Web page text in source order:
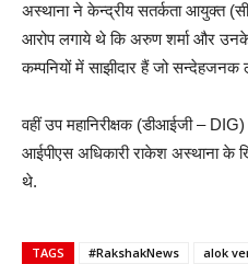
अस्थाना ने केन्द्रीय सतर्कता आयुक्त
आरोप लगाये थे कि अरुण शर्मा और
कम्पनियों में साझीदार हैं जो सन्देहजनक
वहीं उप महानिरीक्षक (डीआईजी – DIG)
आईपीएस अधिकारी राकेश अस्थाना
थे.
TAGS #RakshakNews
alok